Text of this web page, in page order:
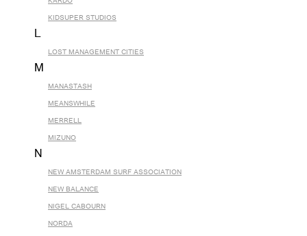
KIDSUPER STUDIOS
L
LOST MANAGEMENT CITIES
M
MANASTASH
MEANSWHILE
MERRELL
MIZUNO
N
NEW AMSTERDAM SURF ASSOCIATION
NEW BALANCE
NIGEL CABOURN
NORDA